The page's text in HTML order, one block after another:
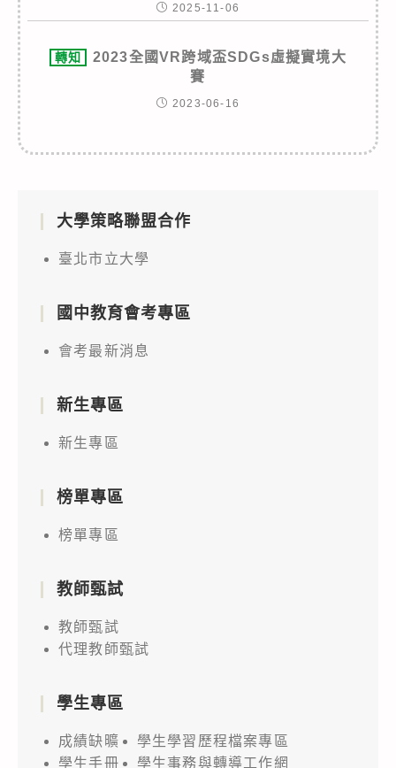
2025-11-06
轉知
2023全國VR跨域盃SDGs虛擬實境大
賽
2023-06-16
大學策略聯盟合作
臺北市立大學
國中教育會考專區
會考最新消息
新生專區
新生專區
榜單專區
榜單專區
教師甄試
教師甄試
代理教師甄試
學生專區
成績缺曠
學生學習歷程檔案專區
學生手冊
學生事務與轉導工作網